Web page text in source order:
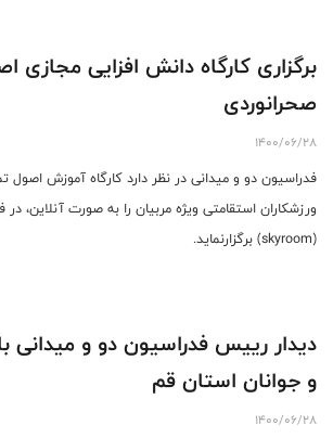
برگزاری کارگاه دانش افزایی مجازی
صحرانوردی
1400/06/28
فدراسیون دو و میدانی در نظر دارد کارگاه آموزش اصول
ورزشکاران استقامتی ویژه مربیان را به صورت آنلاین، در
(skyroom) برگزارنماید.
دیدار رییس فدراسیون دو و میدانی
و جوانان استان قم
1400/06/28